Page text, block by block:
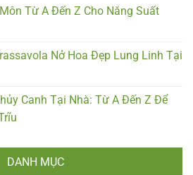
Từ A Đến Z Cho Năng Suất
Nở Hoa Đẹp Lung Linh Tại
Canh Tại Nhà: Từ A Đến Z Để
DANH MỤC